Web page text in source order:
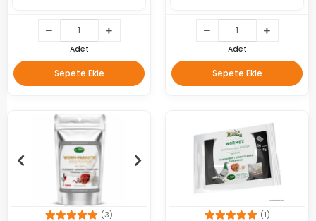
Adet
Sepete Ekle
Adet
Sepete Ekle
(3)
(1)